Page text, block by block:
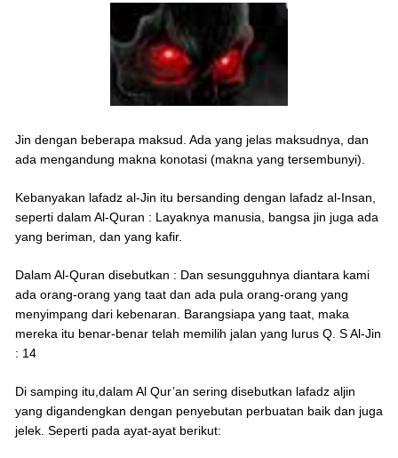
Jin dengan beberapa maksud. Ada yang jelas maksudnya, dan
ada mengandung makna konotasi (makna yang tersembunyi).
Kebanyakan lafadz al-Jin itu bersanding dengan lafadz al-Insan,
seperti dalam Al-Quran : Layaknya manusia, bangsa jin juga ada
yang beriman, dan yang kafir.
Dalam Al-Quran disebutkan : Dan sesungguhnya diantara kami
ada orang-orang yang taat dan ada pula orang-orang yang
menyimpang dari kebenaran. Barangsiapa yang taat, maka
mereka itu benar-benar telah memilih jalan yang lurus Q. S Al-Jin
: 14
Di samping itu,dalam Al Qur’an sering disebutkan lafadz aljin
yang digandengkan dengan penyebutan perbuatan baik dan juga
jelek. Seperti pada ayat-ayat berikut: